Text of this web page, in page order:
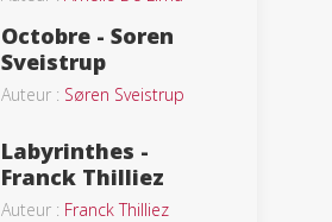
Octobre - Soren
Sveistrup
Auteur : Søren Sveistrup
Labyrinthes -
Franck Thilliez
Auteur : Franck Thilliez